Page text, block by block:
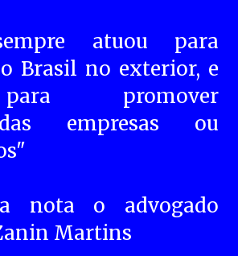
atuou para
Brasil no exterior, e
promover
empresas ou
nota o advogado
Martins